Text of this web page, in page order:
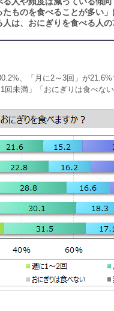
ものを食べることが多い
は、おにぎりを食べる人
、「月に2～3回」が
未満」「おにぎりは食べな